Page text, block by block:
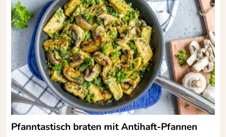
Glörstraße 20-22, 58579 Schalksmühle,
info@gastroguss.de
Pfanntastisch braten mit Antihaft-Pfannen